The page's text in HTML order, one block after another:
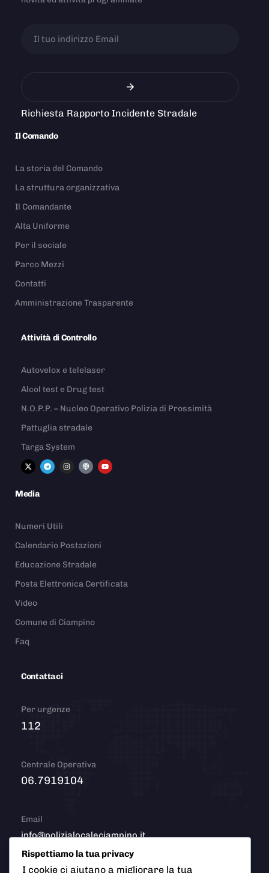
Richiesta Rapporto Incidente Stradale
Il Comando
La storia del Comando
La struttura organizzativa
Il Comandante
Alta Uniforme
Per il sociale
Parco Mezzi
Contatti
Amministrazione Trasparente
Attività di Controllo
Autovelox e telelaser
Alcol test e Drug test
N.O.P.P. – Nucleo Operativo Polizia di Prossimità
Pattuglia stradale
Targa System
Media
Numeri Utili
Calendario Postazioni
Educazione Stradale
Posta Elettronica Certificata
Video
Comune di Ciampino
Faq
Contattaci
Per urgenze
112
Centrale Operativa
06.7919104
Email
info@polizialocaleciampino.it
Rispettiamo la tua privacy
I cookie ci aiutano a migliorare la tua